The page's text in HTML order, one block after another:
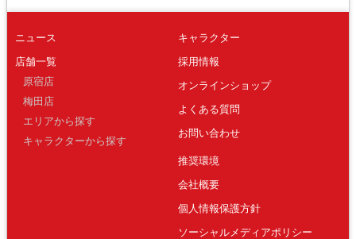
ニュース
店舗一覧
原宿店
梅田店
エリアから探す
キャラクターから探す
キャラクター
採用情報
オンラインショップ
よくある質問
お問い合わせ
推奨環境
会社概要
個人情報保護方針
ソーシャルメディアポリシー